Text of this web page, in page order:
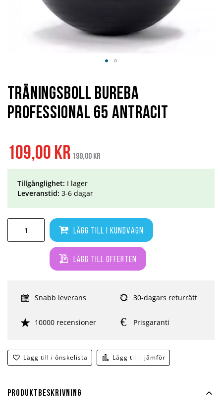
Specialpris
109,00 kr pris
199,00 kr
Lägg till i kundvagn
Lägg till offerten
Lägg till i önskelista Lägg till i jämför
Tillgänglighet: I lager
Leveranstid: 3-6 dagar
Snabb leverans 30-dagars returrätt
10000 recensioner Prisgaranti
Träningsboll BuReBa
Professional 65 Antracit
början
bildgalleriet
Produktbeskrivning